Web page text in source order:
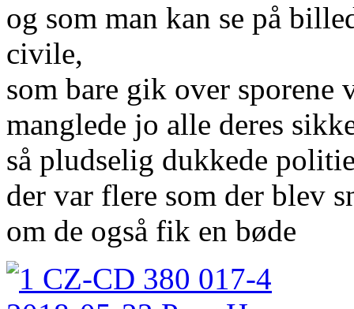
og som man kan se på
civile,
som bare gik over sporene
manglede jo alle deres
så pludselig dukkede
der var flere som der blev
om de også fik en bøde